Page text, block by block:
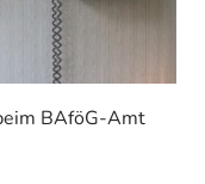
BAföG-Amt